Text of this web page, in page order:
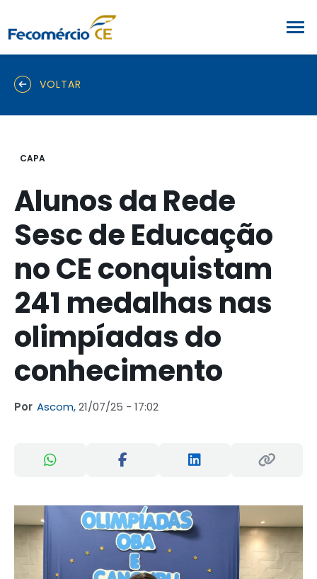
VOLTAR
CAPA
Alunos da Rede
Sesc de Educação
no CE conquistam
241 medalhas nas
olimpíadas do
conhecimento
Por Ascom,21/07/25 - 17:02